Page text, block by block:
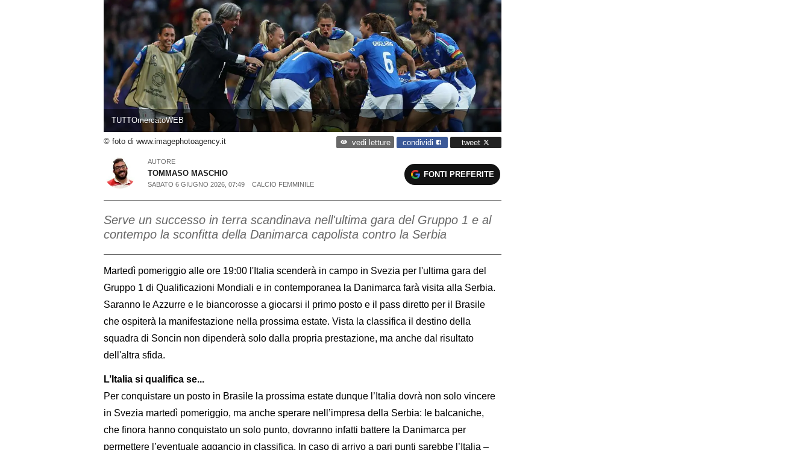
TUTTOmercatoWEB
© foto di www.imagephotoagency.it vedi letture condividi tweet
AUTORE
TOMMASO MASCHIO
SABATO 6 GIUGNO 2026, 07:49 CALCIO FEMMINILE
FONTI PREFERITE
Serve un successo in terra scandinava nell'ultima gara del Gruppo 1 e al
contempo la sconfitta della Danimarca capolista contro la Serbia
Martedì pomeriggio alle ore 19:00 l'Italia scenderà in campo in Svezia per l'ultima gara del
Gruppo 1 di Qualificazioni Mondiali e in contemporanea la Danimarca farà visita alla Serbia.
Saranno le Azzurre e le biancorosse a giocarsi il primo posto e il pass diretto per il Brasile
che ospiterà la manifestazione nella prossima estate. Vista la classifica il destino della
squadra di Soncin non dipenderà solo dalla propria prestazione, ma anche dal risultato
dell'altra sfida.
L’Italia si qualifica se...
Per conquistare un posto in Brasile la prossima estate dunque l’Italia dovrà non solo vincere
in Svezia martedì pomeriggio, ma anche sperare nell’impresa della Serbia: le balcaniche,
che finora hanno conquistato un solo punto, dovranno infatti battere la Danimarca per
permettere l’eventuale aggancio in classifica. In caso di arrivo a pari punti sarebbe l’Italia –